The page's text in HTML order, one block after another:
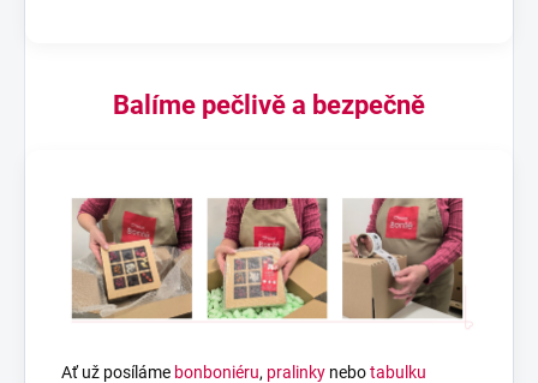
Balíme pečlivě a bezpečně
Ať už posíláme bonboniéru, pralinky nebotabulku